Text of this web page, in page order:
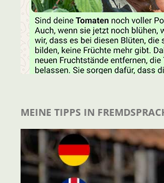
MEINE TIPPS IN